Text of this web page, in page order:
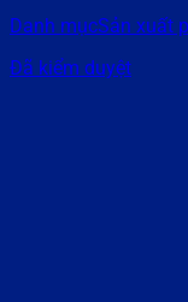
Danh mụcSản xuất
Đã kiểm duyệt